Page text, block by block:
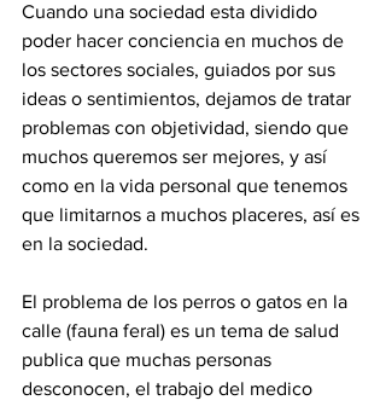
Cuando una sociedad esta dividido
poder hacer conciencia en muchos de
los sectores sociales, guiados por sus
ideas o sentimientos, dejamos de tratar
problemas con objetividad, siendo que
muchos queremos ser mejores, y así
como en la vida personal que tenemos
que limitarnos a muchos placeres, así es
en la sociedad.
El problema de los perros o gatos en la
calle (fauna feral) es un tema de salud
publica que muchas personas
desconocen, el trabajo del medico